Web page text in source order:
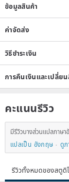
maintenance
￭The metal
to oxidation.
￭ Avoid contact with
substances
￭Silver jewelry will
water. Regular
keep it shiny.
￭It can be cleaned
a soft cloth and
ข้อมูลสินค้า
ค่าจัดส่ง
วิธีชำระเงิน
การคืนเงินและเปลี่ย
คะแนนรีวิว
มีรีวิวบางส่วนแปลภาษ
แปลเป็น อังกฤษ
ดูภ
รีวิวทั้งหมดของสตูดิ